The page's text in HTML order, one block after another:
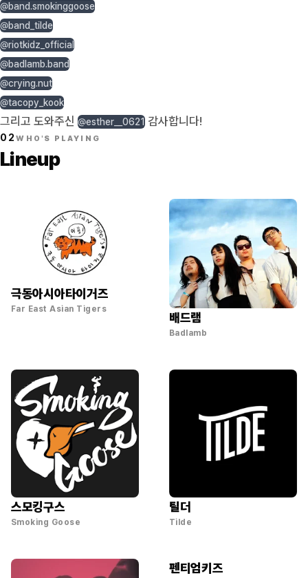
@band.smokinggoose
@band_tilde
@riotkidz_official
@badlamb.band
@crying.nut
@tacopy_kook
그리고 도와주신 @esther__0621 감사합니다!
02WHO'S PLAYING
Lineup
극동아시아타이거즈
Far East Asian Tigers
배드램
Badlamb
스모킹구스
Smoking Goose
틸더
Tilde
펜티엄키즈